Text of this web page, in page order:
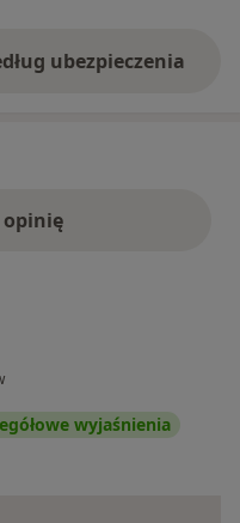
ubezpieczenia
opinię
wyjaśnienia